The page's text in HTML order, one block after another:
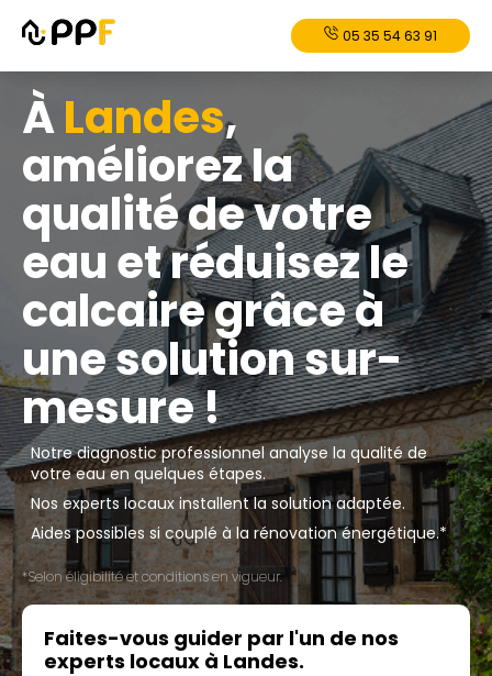
05 35 54 63 91
ÀLandes,
améliorez la
qualité de votre
eau et réduisez le
calcaire grâce à
une solution sur-
mesure !
Notre diagnostic professionnel analyse la qualité de
votre eau en quelques étapes.
Nos experts locaux installent la solution adaptée.
Aides possibles si couplé à la rénovation énergétique.*
*Selon éligibilité et conditions en vigueur.
Faites-vous guider par l'un de nos
experts locaux à Landes.